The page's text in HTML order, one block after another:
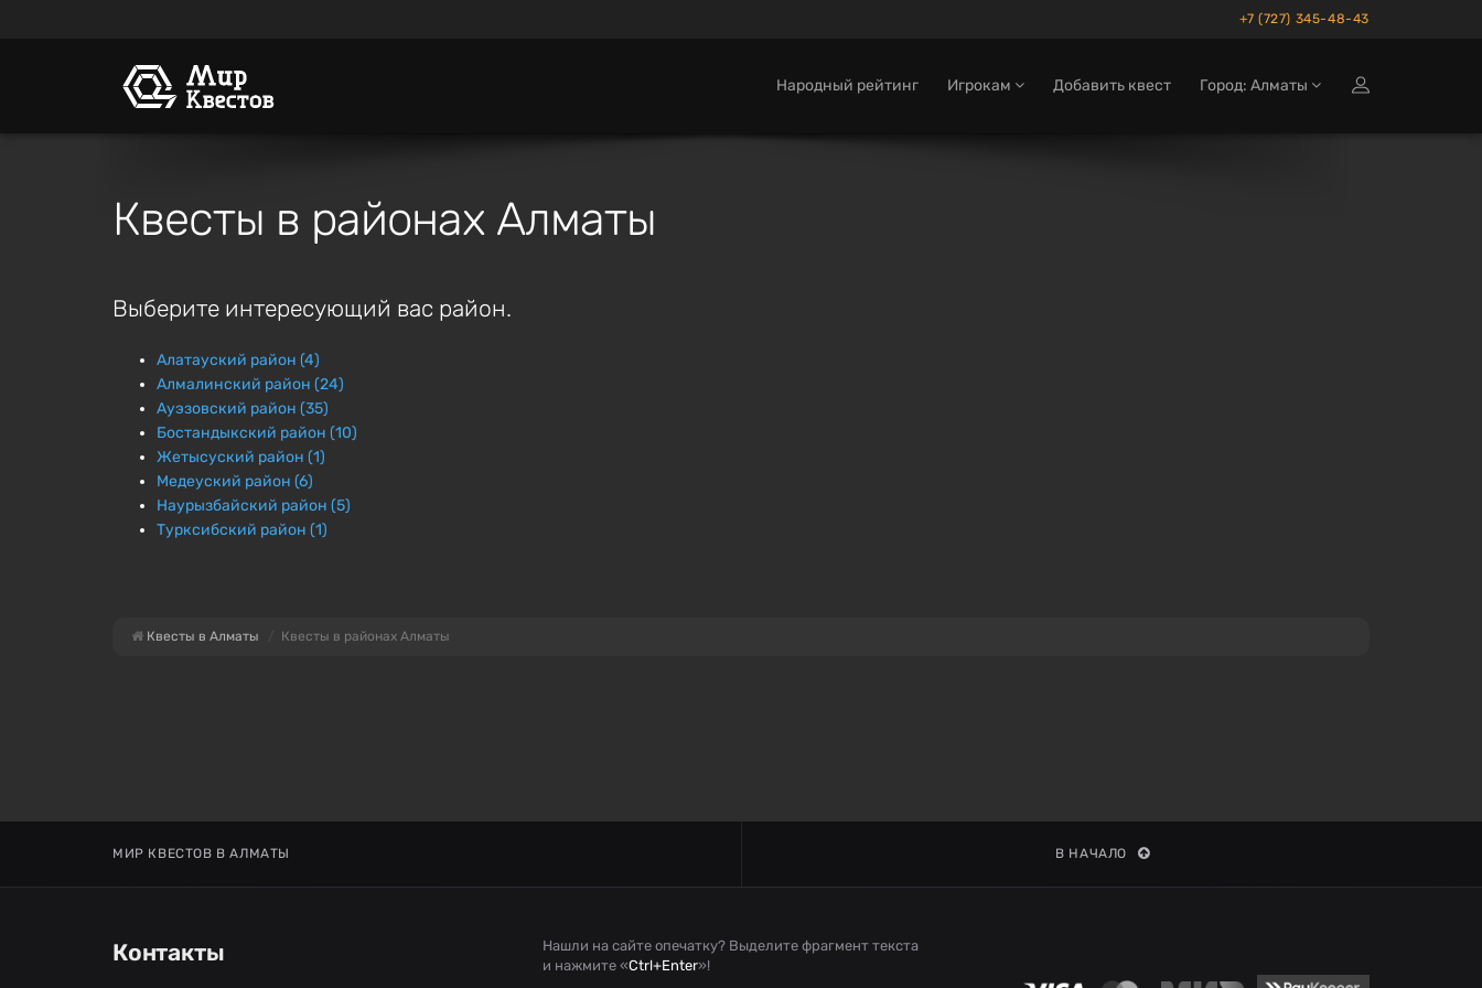
+7 (727) 345-48-43
Народный рейтинг Игрокам Добавить квест Город: Алматы
Квесты в районах Алматы
Выберите интересующий вас район.
Алатауский район (4)
Алмалинский район (24)
Ауэзовский район (35)
Бостандыкский район (10)
Жетысуский район (1)
Медеуский район (6)
Наурызбайский район (5)
Турксибский район (1)
Квесты в Алматы Квесты в районах Алматы
МИР КВЕСТОВ В АЛМАТЫ В НАЧАЛО
Контакты
Нашли на сайте опечатку? Выделите фрагмент текста
и нажмите «Ctrl+Enter»!